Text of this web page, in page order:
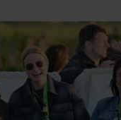
Neugierig? Dann